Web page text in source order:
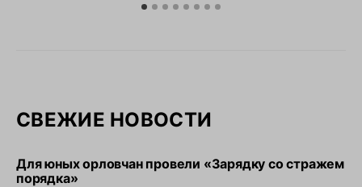
СВЕЖИЕ НОВОСТИ
Для юных орловчан провели «Зарядку со стражем
порядка»